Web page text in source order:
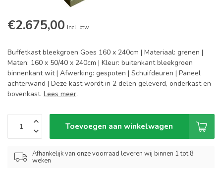
€2.675,00 Incl. btw
Buffetkast bleekgroen Goes 160 x 240cm | Materiaal: grenen |
Maten: 160 x 50/40 x 240cm | Kleur: buitenkant bleekgroen
binnenkant wit | Afwerking: gespoten | Schuifdeuren | Paneel
achterwand | Deze kast wordt in 2 delen geleverd, onderkast en
bovenkast. Lees meer.
Toevoegen aan winkelwagen
Afhankelijk van onze voorraad leveren wij binnen 1 tot 8
weken